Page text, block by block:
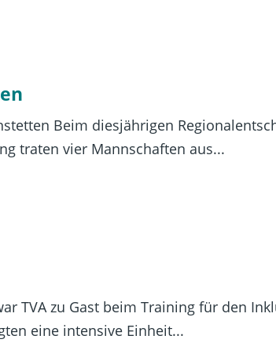
Beim diesjährigen
traten vier Mannschaften aus...
TVA zu Gast beim Training für den
eine intensive Einheit...